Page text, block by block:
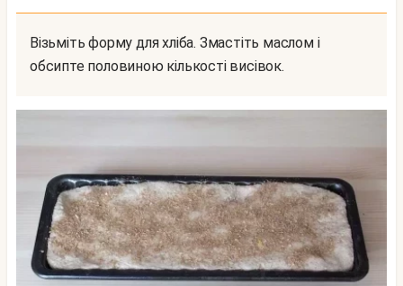
Візьміть форму для хліба. Змастіть маслом і
обсипте половиною кількості висівок.